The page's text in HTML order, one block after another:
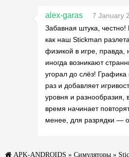
alex-garas
7 January
Забавная штука,
как наш Stickman
физикой в игре, правда,
иногда возникают
угорал до слёз! Графика
раз и добавляет
уровня и разнообразия,
время начинает
менее, для разрядки —
APK-ANDROIDS » Симуляторы »